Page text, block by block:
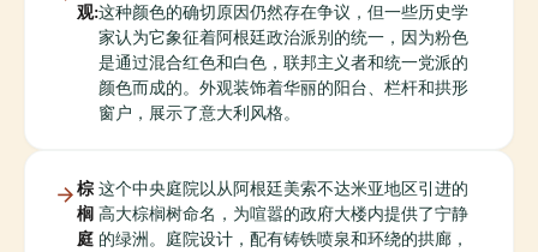
观:这种颜色的确切原因仍然存在争议，但一些历史学
家认为它象征着阿根廷政治派别的统一，因为粉色
是通过混合红色和白色，联邦主义者和统一党派的
颜色而成的。外观装饰着华丽的阳台、栏杆和拱形
窗户，展示了意大利风格。
棕
榈
庭
这个中央庭院以从阿根廷美索不达米亚地区引进的
高大棕榈树命名，为喧嚣的政府大楼内提供了宁静
的绿洲。庭院设计，配有铸铁喷泉和环绕的拱廊，